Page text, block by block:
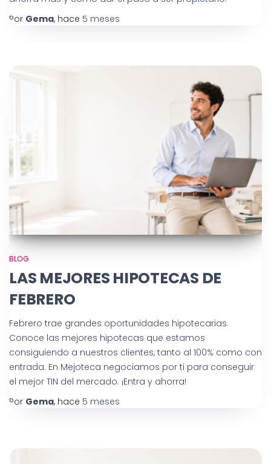
Por Gema, hace 5 meses
BLOG
LAS MEJORES HIPOTECAS DE
FEBRERO
Febrero trae grandes oportunidades hipotecarias.
Conoce las mejores hipotecas que estamos
consiguiendo a nuestros clientes, tanto al 100% como con
entrada. En Mejoteca negociamos por ti para conseguir
el mejor TIN del mercado. ¡Entra y ahorra!
Por Gema, hace 5 meses